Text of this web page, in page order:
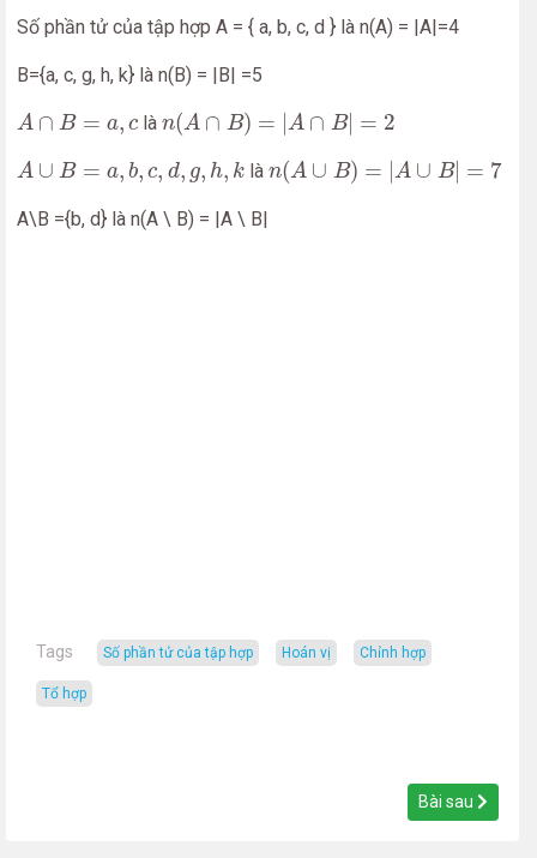
Số phần tử của tập hợp A = { a, b, c, d } là n(A) = |A|=4
B={a, c, g, h, k} là n(B) = |B| =5
A ∩ B = a, c
A ∩B =a làn(A ∩ B) = |A ∩ B| = 2
(A∩B )=| ∩B| =2
A ∪ B = a, b, c, d, g, h, k
A ∪ B =a c d g h,k làn(A ∪ B) = |A ∪ B| = 7
(A∪ B )=| ∪B| = 7
A\B ={b, d} là n(A \ B) = |A \ B|
Tags số phần tử của tập hợp hoán vị chỉnh hợp
tổ hợp
Bài sau